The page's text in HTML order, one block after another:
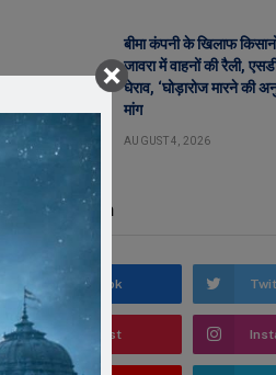
बीमा कंपनी के खिलाफ
जावरा में वाहनों की रैली,
घेराव, ‘घोड़ारोज मारने की
मांग
AUGUST 4, 2026
Stay In Touch
Facebook
Pinterest